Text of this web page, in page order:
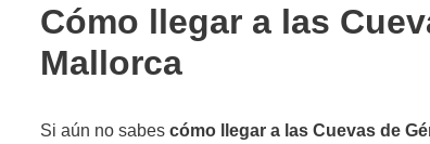
Cómo llegar a las
Mallorca
Si aún no sabes cómo llegar a las Cuevas de